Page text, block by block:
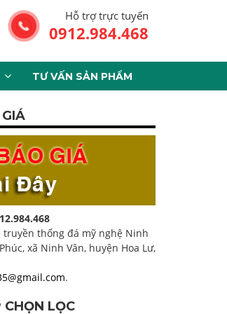
Hỗ trợ trực tuyến
0912.984.468
TƯ VẤN SẢN PHẨM
truyền thống đá mỹ nghệ Ninh
xã Ninh Vân, huyện Hoa Lư,
.
LỌC